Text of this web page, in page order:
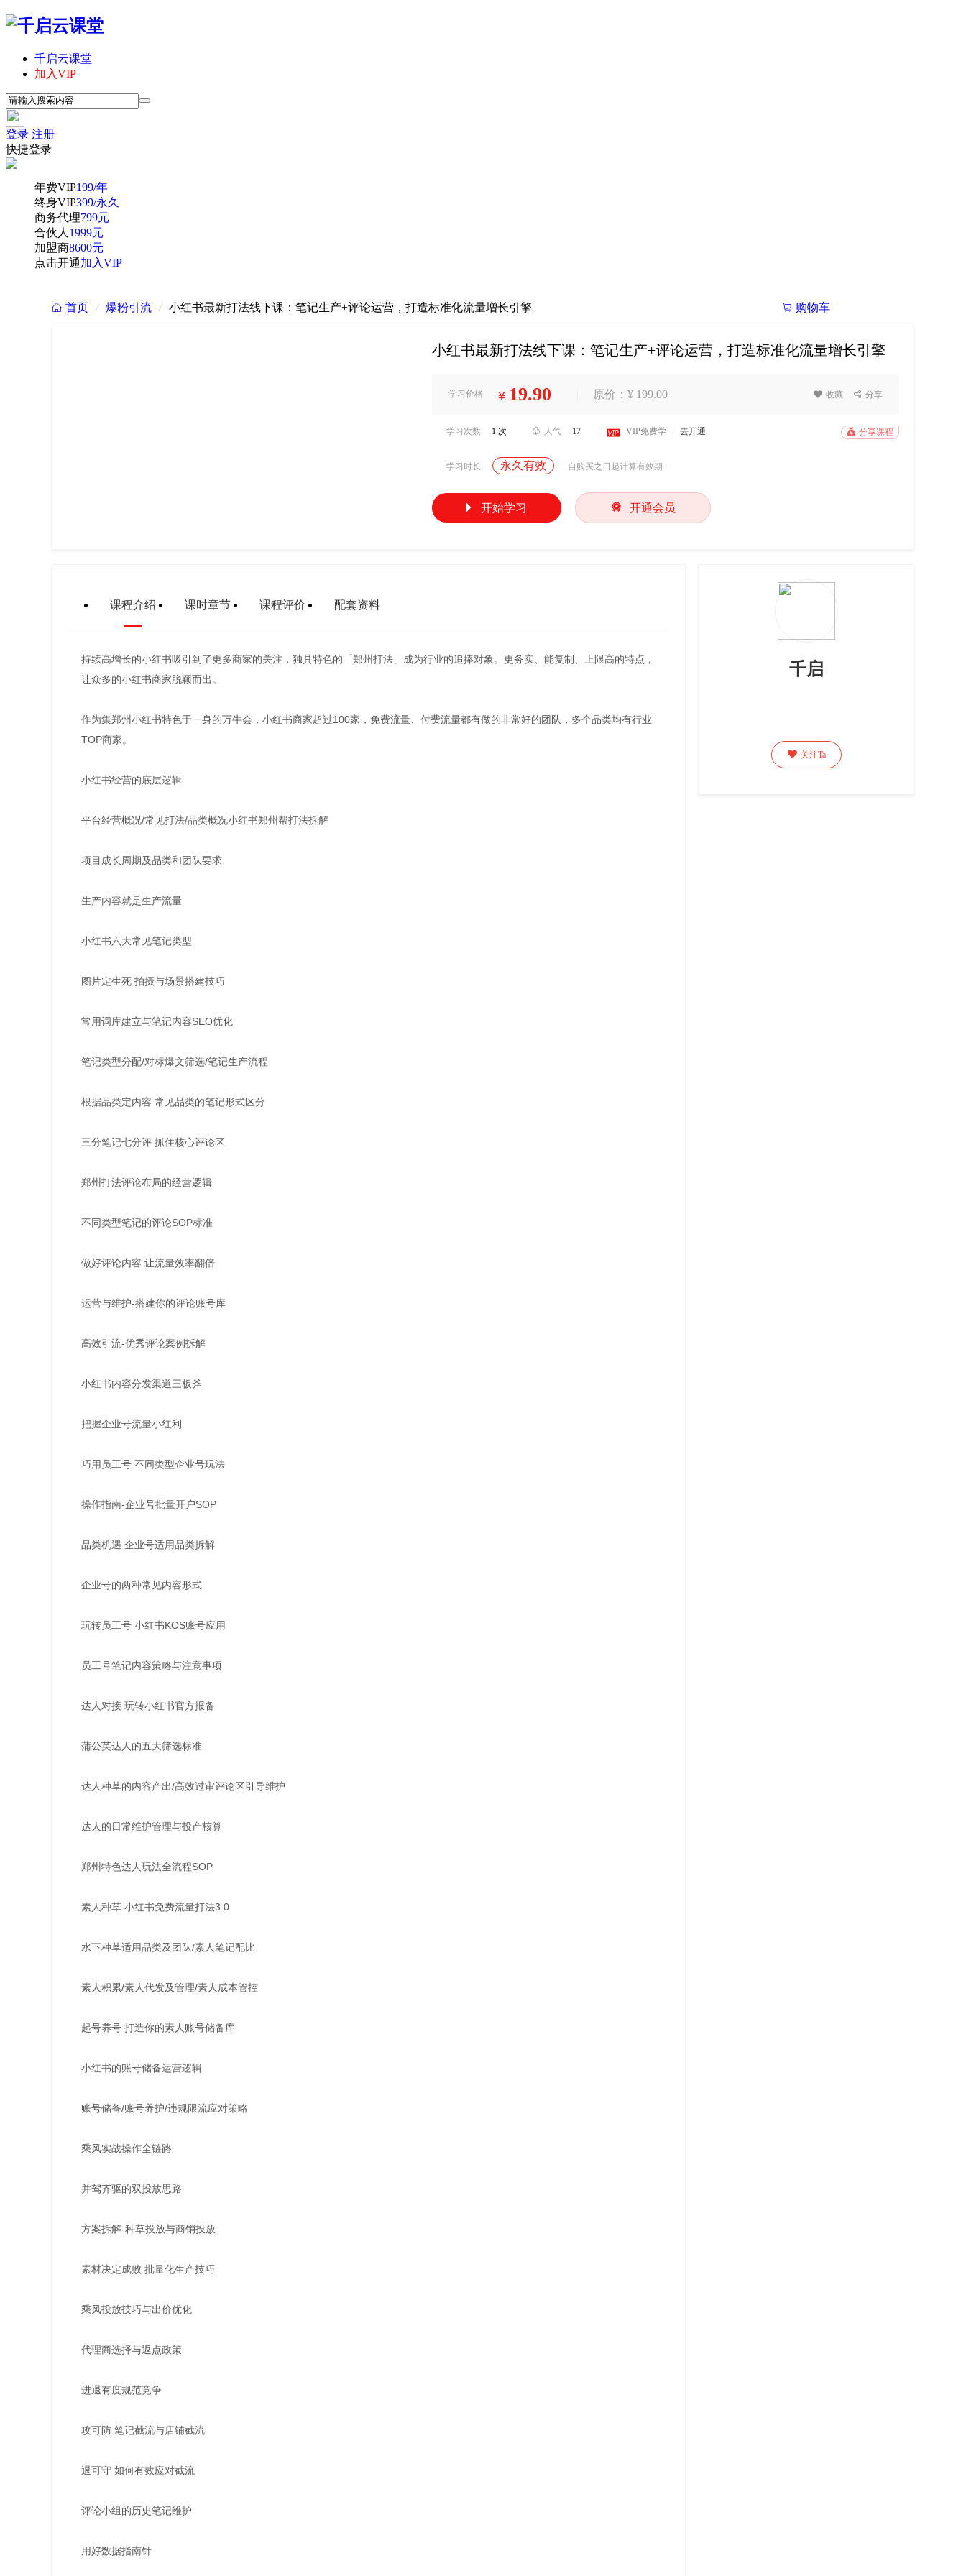
千启云课堂
加入VIP
登录 注册
快捷登录
年费VIP199/年
终身VIP399/永久
商务代理799元
合伙人 1999元
加盟商8600元
点击开通加入VIP
 购物车
 首页 / 爆粉引流 / 小红书最新打法线下课：笔记生产+评论运营，打造标准化流量增长引擎
小红书最新打法线下课：笔记生产+评论运营，打造标准化流量增长引擎
学习价格 ¥ 19.90 原价：¥ 199.00  收藏  分享
学习次数 1 次  人气 17  VIP免费学 去开通  分享课程
学习时长 永久有效 自购买之日起计算有效期
 开始学习  开通会员
课程介绍 课时章节 课程评价 配套资料
持续高增长的小红书吸引到了更多商家的关注，独具特色的「郑州打法」成为行业的追捧对象。更务实、能复制、上限高的特点，
让众多的小红书商家脱颖而出。
作为集郑州小红书特色于一身的万牛会，小红书商家超过100家，免费流量、付费流量都有做的非常好的团队，多个品类均有行业
TOP商家。
小红书经营的底层逻辑
平台经营概况/常见打法/品类概况小红书郑州帮打法拆解
项目成长周期及品类和团队要求
生产内容就是生产流量
小红书六大常见笔记类型
图片定生死 拍摄与场景搭建技巧
常用词库建立与笔记内容SEO优化
笔记类型分配/对标爆文筛选/笔记生产流程
根据品类定内容 常见品类的笔记形式区分
三分笔记七分评 抓住核心评论区
郑州打法评论布局的经营逻辑
不同类型笔记的评论SOP标准
做好评论内容 让流量效率翻倍
运营与维护-搭建你的评论账号库
高效引流-优秀评论案例拆解
小红书内容分发渠道三板斧
把握企业号流量小红利
巧用员工号 不同类型企业号玩法
操作指南-企业号批量开户SOP
品类机遇 企业号适用品类拆解
企业号的两种常见内容形式
玩转员工号 小红书KOS账号应用
员工号笔记内容策略与注意事项
达人对接 玩转小红书官方报备
蒲公英达人的五大筛选标准
达人种草的内容产出/高效过审评论区引导维护
达人的日常维护管理与投产核算
郑州特色达人玩法全流程SOP
素人种草 小红书免费流量打法3.0
水下种草适用品类及团队/素人笔记配比
素人积累/素人代发及管理/素人成本管控
起号养号 打造你的素人账号储备库
小红书的账号储备运营逻辑
账号储备/账号养护/违规限流应对策略
乘风实战操作全链路
并驾齐驱的双投放思路
方案拆解-种草投放与商销投放
素材决定成败 批量化生产技巧
乘风投放技巧与出价优化
代理商选择与返点政策
进退有度规范竞争
攻可防 笔记截流与店铺截流
退可守 如何有效应对截流
评论小组的历史笔记维护
用好数据指南针
千启
 关注Ta